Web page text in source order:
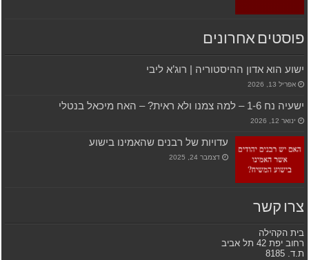
פוסטים אחרונים
ישוע הוא אדון ההיסטוריה | רוג’א ליבי
אפריל 13, 2026
ישעיה נח 1-6 – למה צמנו ולא ראית? – האח מיכאל בנטלי
ינואר 12, 2026
עדויות של רבנים שהאמינו בישוע
דצמבר 24, 2025
צרו קשר
בית הקהילה
רחוב יפת 42 תל אביב
ת.ד. 8185